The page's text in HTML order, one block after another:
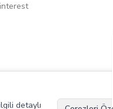
detaylı